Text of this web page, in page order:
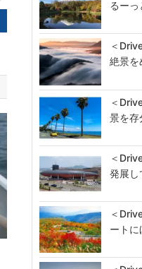
るー
＜
絶景
＜
景を
＜
発展
＜
ート